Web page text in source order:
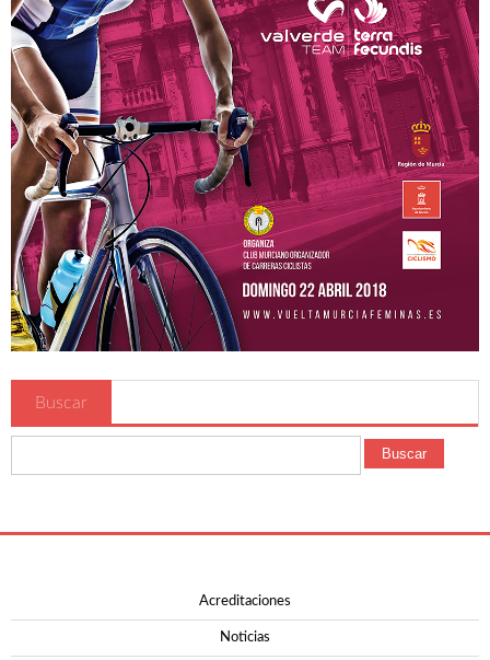
TRICRAZY MADRID TEAM
EMINTEL FEMINAS TEAM
UC. FUENLABRADA
AEUSTRAK-EUSKADI
Multimedia
Resumen Vuelta Murcia Féminas 2018
Galería Vuelta Murcia Féminas 2018
Patrocinadores
Dossier Corporativo
Noticias
Guia Circulación en Carrera
Buscar
Acreditaciones
Noticias